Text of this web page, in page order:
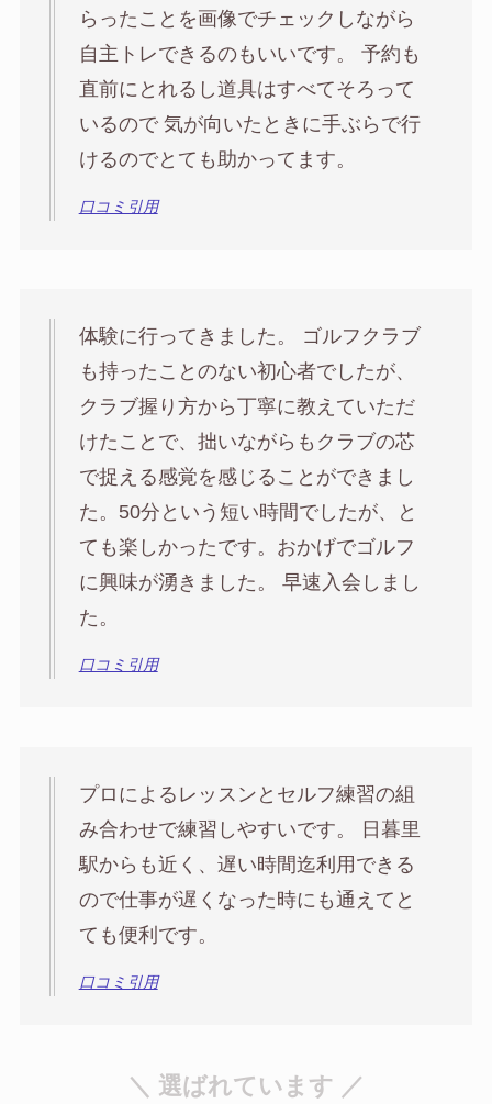
らったことを画像でチェックしながら
自主トレできるのもいいです。 予約も
直前にとれるし道具はすべてそろって
いるので 気が向いたときに手ぶらで行
けるのでとても助かってます。
口コミ引用
体験に行ってきました。 ゴルフクラブ
も持ったことのない初心者でしたが、
クラブ握り方から丁寧に教えていただ
けたことで、拙いながらもクラブの芯
で捉える感覚を感じることができまし
た。50分という短い時間でしたが、と
ても楽しかったです。おかげでゴルフ
に興味が湧きました。 早速入会しまし
た。
口コミ引用
プロによるレッスンとセルフ練習の組
み合わせで練習しやすいです。 日暮里
駅からも近く、遅い時間迄利用できる
ので仕事が遅くなった時にも通えてと
ても便利です。
口コミ引用
＼ 選ばれています ／